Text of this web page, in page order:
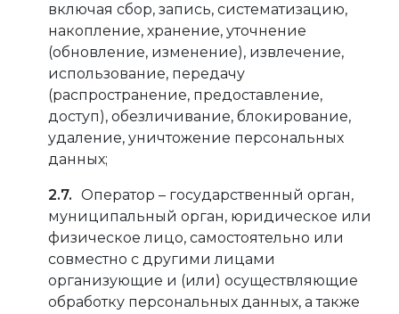
включая сбор, запись, систематизацию,
накопление, хранение, уточнение
(обновление, изменение), извлечение,
использование, передачу
(распространение, предоставление,
доступ), обезличивание, блокирование,
удаление, уничтожение персональных
данных;
Оператор – государственный орган,
муниципальный орган, юридическое или
физическое лицо, самостоятельно или
совместно с другими лицами
организующие и (или) осуществляющие
обработку персональных данных, а также